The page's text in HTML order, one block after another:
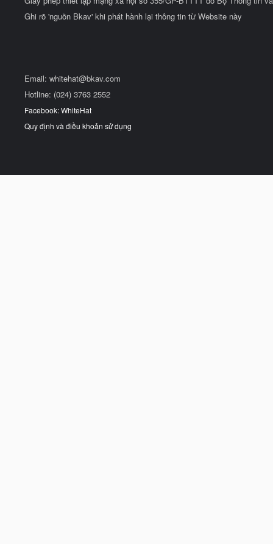
Ghi rõ 'nguồn Bkav' khi phát hành lại thông tin từ Website này
Email: whitehat@bkav.com
Hotline: (024) 3763 2552
Facebook: WhiteHat
Quy định và điều khoản sử dụng